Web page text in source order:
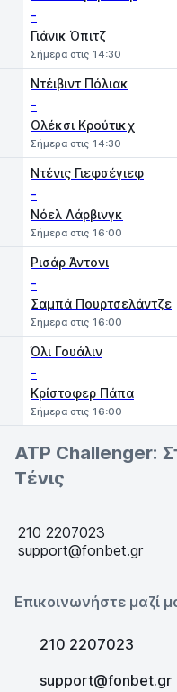
-
Γιάνικ Όπιτζ
Σήμερα στις 14:30
Ντέιβιντ Πόλιακ
-
Ολέκσι Κρούτικχ
Σήμερα στις 14:30
Ντένις Γιεφσέγιεφ
-
Νόελ Λάρβινγκ
Σήμερα στις 16:00
Ρισάρ Άντονι
-
Σαμπά Πουρτσελάντζε
Σήμερα στις 16:00
Όλι Γουάλιν
-
Κρίστοφερ Πάπα
Σήμερα στις 16:00
ATP Challenger:
Τένις
210 2207023
support@fonbet.gr
Επικοινωνήστε μαζί
210 2207023
support@fonbet.gr